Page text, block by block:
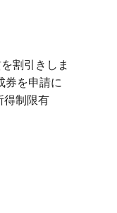
割引きしま
券を申請に
得制限有